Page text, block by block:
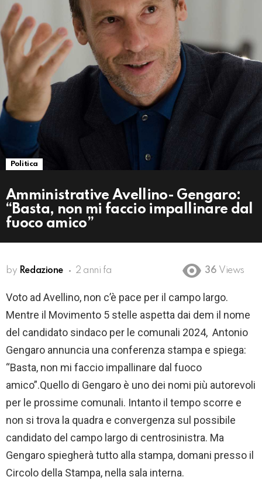
Politica
Amministrative Avellino- Gengaro:
“Basta, non mi faccio impallinare dal
fuoco amico”
by Redazione 2 anni fa 36 Views
Voto ad Avellino, non c’è pace per il campo largo.
Mentre il Movimento 5 stelle aspetta dai dem il nome
del candidato sindaco per le comunali 2024, Antonio
Gengaro annuncia una conferenza stampa e spiega:
“Basta, non mi faccio impallinare dal fuoco
amico”.Quello di Gengaro è uno dei nomi più autorevoli
per le prossime comunali. Intanto il tempo scorre e
non si trova la quadra e convergenza sul possibile
candidato del campo largo di centrosinistra. Ma
Gengaro spiegherà tutto alla stampa, domani presso il
Circolo della Stampa, nella sala interna.